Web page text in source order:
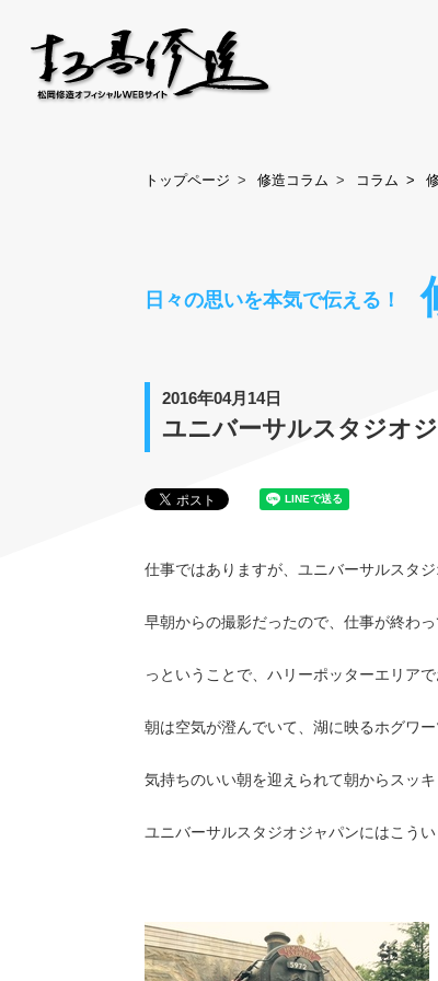
トップページ 修造コラム コラム
日々の思いを本気で伝える！
2016年04月14日
ユニバーサルスタジオ
仕事ではありますが、ユニバーサルスタ
早朝からの撮影だったので、仕事が終わ
っということで、ハリーポッターエリアで
朝は空気が澄んでいて、湖に映るホグワー
気持ちのいい朝を迎えられて朝からスッキ
ユニバーサルスタジオジャパンにはこう